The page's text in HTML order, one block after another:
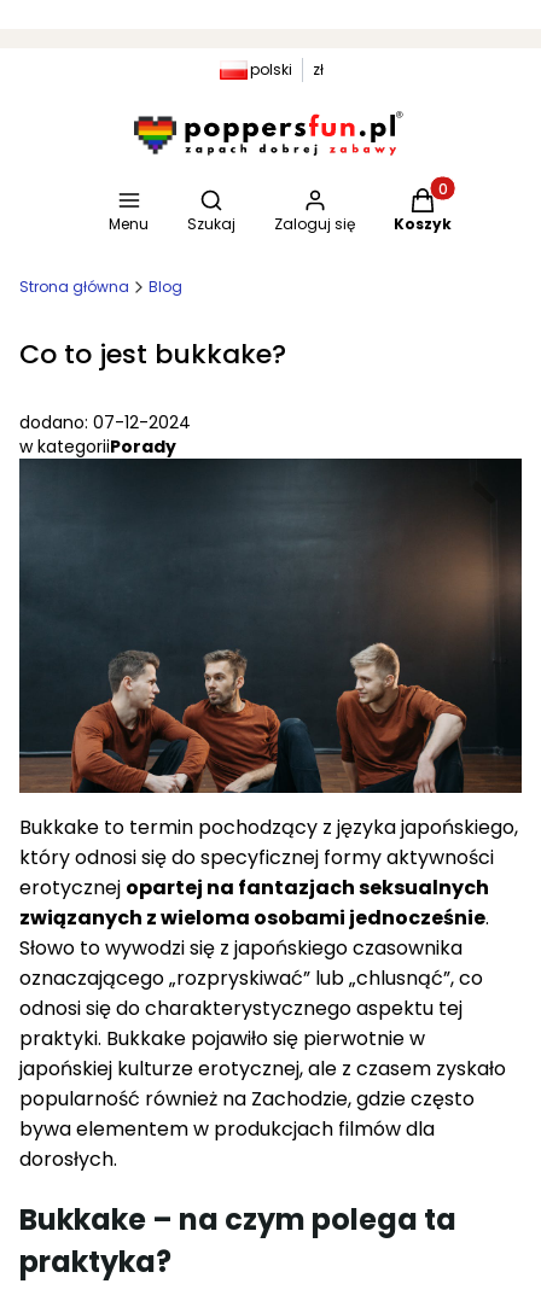
polski zł
Menu
Otwórz wyszukiwarkę
Szukaj Zaloguj się
Produkty w
Koszyk
Strona główna Blog
Co to jest bukkake?
dodano: 07-12-2024
w kategoriiPorady
Bukkake to termin pochodzący z języka japońskiego,
który odnosi się do specyficznej formy aktywności
erotycznej opartej na fantazjach seksualnych
związanych z wieloma osobami jednocześnie.
Słowo to wywodzi się z japońskiego czasownika
oznaczającego „rozpryskiwać” lub „chlusnąć”, co
odnosi się do charakterystycznego aspektu tej
praktyki. Bukkake pojawiło się pierwotnie w
japońskiej kulturze erotycznej, ale z czasem zyskało
popularność również na Zachodzie, gdzie często
bywa elementem w produkcjach filmów dla
dorosłych.
Bukkake – na czym polega ta
praktyka?